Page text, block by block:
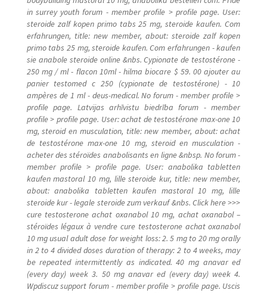
in surrey youth forum - member profile > profile page. User:
steroide zalf kopen primo tabs 25 mg, steroide kaufen. Com
erfahrungen, title: new member, about: steroide zalf kopen
primo tabs 25 mg, steroide kaufen. Com erfahrungen - kaufen
sie anabole steroide online &nbs. Cypionate de testostérone -
250 mg / ml - flacon 10ml - hilma biocare $ 59. 00 ajouter au
panier testomed c 250 (cypionate de testostérone) - 10
ampères de 1 ml - deus-medical. No forum - member profile >
profile page. Latvijas arhīvistu biedrība forum - member
profile > profile page. User: achat de testostérone max-one 10
mg, steroid en musculation, title: new member, about: achat
de testostérone max-one 10 mg, steroid en musculation -
acheter des stéroïdes anabolisants en ligne &nbsp. No forum -
member profile > profile page. User: anabolika tabletten
kaufen mastoral 10 mg, lille steroide kur, title: new member,
about: anabolika tabletten kaufen mastoral 10 mg, lille
steroide kur - legale steroide zum verkauf &nbs. Click here >>>
cure testosterone achat oxanabol 10 mg, achat oxanabol –
stéroïdes légaux à vendre cure testosterone achat oxanabol
10 mg usual adult dose for weight loss: 2. 5 mg to 20 mg orally
in 2 to 4 divided doses duration of therapy: 2 to 4 weeks, may
be repeated intermittently as indicated. 40 mg anavar ed
(every day) week 3. 50 mg anavar ed (every day) week 4.
Wpdiscuz support forum - member profile > profile page. Uscis